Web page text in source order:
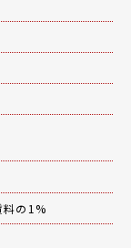
料の1%